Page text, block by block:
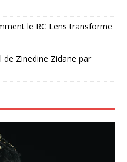
le RC Lens transforme
de Zinedine Zidane par